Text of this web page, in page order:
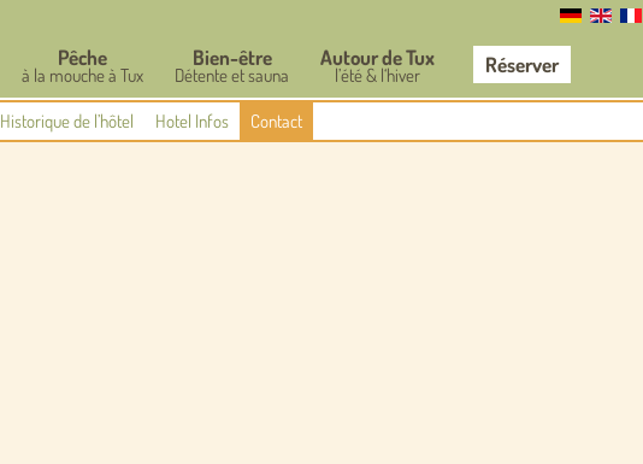
Pêche
à la mouche à Tux
Bien-être
Détente et sauna
Autour de Tux
l’été & l‘hiver Réserver
Historique de l’hôtel Hotel Infos Contact